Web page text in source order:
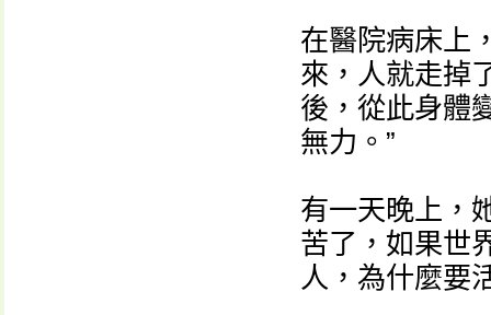
在醫院病床上
來，人就走掉
後，從此身體
無力。”
有一天晚上，
苦了，如果世
人，為什麼要